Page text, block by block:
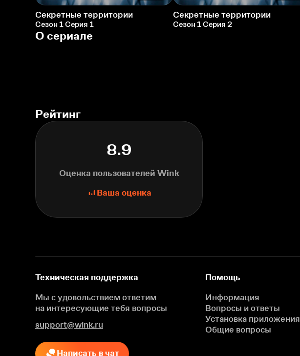
Секретные территории
Сезон 1 Серия 1
Секретные территории
Сезон 1 Серия 2
О сериале
Рейтинг
8.9
Оценка пользователей Wink
Ваша оценка
Техническая поддержка
Мы с удовольствием ответим
на интересующие тебя вопросы
support@wink.ru
Написать в чат
Помощь
Информация
Вопросы и ответы
Установка приложения
Общие вопросы